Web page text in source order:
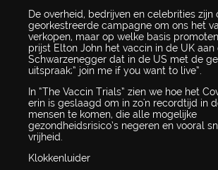
De overheid, bedrijven en celebrities zijn
georkestreerde campagne om ons het
verkopen, maar op welke basis
prijst Elton John het vaccin in de UK
Schwarzenegger dat in de US met de
uitspraak;” join me if you want to live”.
In “The Vaccin Trials” zien we hoe het
erin is geslaagd om in zo'n recordtijd in
mensen te komen, die alle mogelijke
gezondheidsrisico’s negeren en vooral
vrijheid.
Klokkenluider